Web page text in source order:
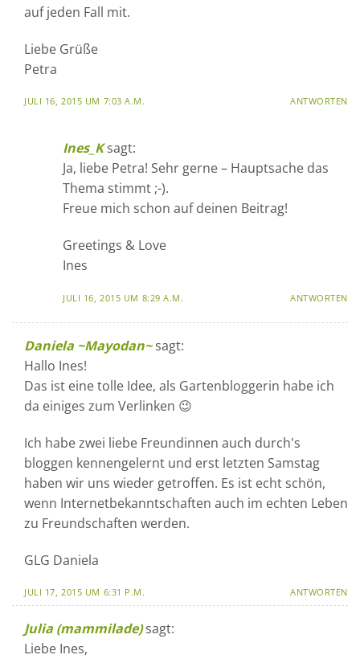
auf jeden Fall mit.
Liebe Grüße
Petra
JULI 16, 2015 UM 7:03 A.M. ANTWORTEN
Ines_K sagt:
Ja, liebe Petra! Sehr gerne – Hauptsache das
Thema stimmt ;-).
Freue mich schon auf deinen Beitrag!
Greetings & Love
Ines
JULI 16, 2015 UM 8:29 A.M. ANTWORTEN
Daniela ~Mayodan~ sagt:
Hallo Ines!
Das ist eine tolle Idee, als Gartenbloggerin habe ich
da einiges zum Verlinken 😉
Ich habe zwei liebe Freundinnen auch durch's
bloggen kennengelernt und erst letzten Samstag
haben wir uns wieder getroffen. Es ist echt schön,
wenn Internetbekanntschaften auch im echten Leben
zu Freundschaften werden.
GLG Daniela
JULI 17, 2015 UM 6:31 P.M. ANTWORTEN
Julia (mammilade) sagt:
Liebe Ines,